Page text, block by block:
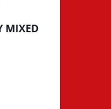
MIXED